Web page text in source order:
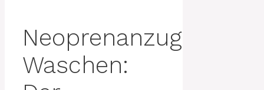
Neoprenanzug
Waschen: